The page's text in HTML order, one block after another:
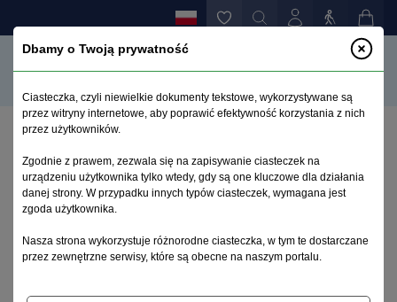
Psychofarmakologia kobiet w ciąży
Archiwum 1995–2023
Dbamy o Twoją prywatność
Ciasteczka, czyli niewielkie dokumenty tekstowe, wykorzystywane są
przez witryny internetowe, aby poprawić efektywność korzystania z nich
przez użytkowników.
Zgodnie z prawem, zezwala się na zapisywanie ciasteczek na
urządzeniu użytkownika tylko wtedy, gdy są one kluczowe dla działania
danej strony. W przypadku innych typów ciasteczek, wymagana jest
zgoda użytkownika.
Nasza strona wykorzystuje różnorodne ciasteczka, w tym te dostarczane
przez zewnętrzne serwisy, które są obecne na naszym portalu.